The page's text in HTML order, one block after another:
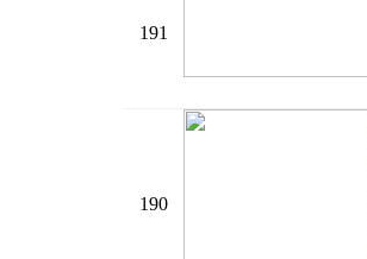
191
190